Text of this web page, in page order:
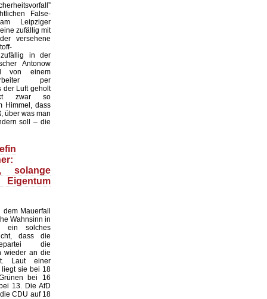
False-
Leipziger
zufällig mit
versehene
zufällig in der
Antonow
von einem
per
der Luft geholt
zwar so
Himmel, dass
über was man
soll – die
solange
Mauerfall
Wahnsinn in
ein solches
dass die
die
wieder an die
Laut einer
liegt sie bei 18
bei 16
13. Die AfD
CDU auf 18